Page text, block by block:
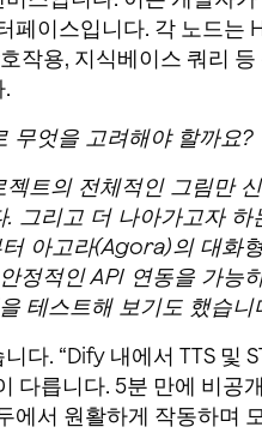
페이스입니다. 각 노드는
작용, 지식베이스 쿼리
무엇을 고려해야 할까요?
젝트의 전체적인 그림만
. 그리고 더 나아가고자
아고라(Agora)의 대화
정적인 API 연동을 가능
테스트해 보기도 했습니
다. “Dify 내에서 TTS 및
다릅니다. 5분 만에 비공
에서 원활하게 작동하며